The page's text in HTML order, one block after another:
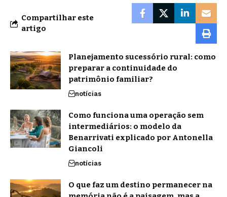
Compartilhar este
artigo
Planejamento sucessório rural: como
preparar a continuidade do
patrimônio familiar?
notícias
Como funciona uma operação sem
intermediários: o modelo da
Benarrivati explicado por Antonella
Giancoli
notícias
O que faz um destino permanecer na